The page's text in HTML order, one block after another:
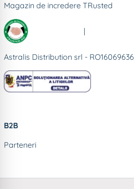
Magazin de incredere TRusted
|
Astralis Distribution srl - RO16069636
B2B
Parteneri